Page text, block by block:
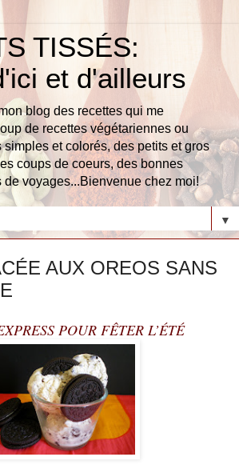
TISSÉS:
et d'ailleurs
blog des recettes qui me
de recettes végétariennes ou
et colorés, des petits et gros
coups de coeurs, des bonnes
de voyages...Bienvenue chez moi!
▼
AUX OREOS SANS
POUR FÊTER L’ÉTÉ